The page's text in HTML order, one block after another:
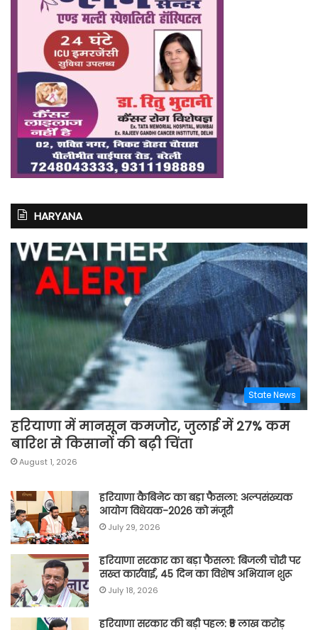
HARYANA
State News
हरियाणा में मानसून कमजोर, जुलाई में 27% कम
बारिश से किसानों की बढ़ी चिंता
August 1, 2026
हरियाणा कैबिनेट का बड़ा फैसला: अल्पसंख्यक
आयोग विधेयक-2026 को मंजूरी
July 29, 2026
हरियाणा सरकार का बड़ा फैसला: बिजली चोरी पर
सख्त कार्रवाई, 45 दिन का विशेष अभियान शुरू
July 18, 2026
हरियाणा सरकार की बड़ी पहल: ₹5 लाख करोड़